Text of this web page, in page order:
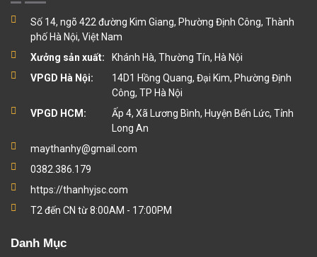
Số 14, ngõ 422 đường Kim Giang, Phường Định Công, Thành
phố Hà Nội, Việt Nam
Xưởng sản xuất:
Khánh Hà, Thường Tín, Hà Nội
VPGD Hà Nội:
14D1 Hồng Quang, Đại Kim, Phường Định
Công, TP Hà Nội
VPGD HCM:
Ấp 4, Xã Lương Bình, Huyện Bến Lức, Tỉnh
Long An
maythanhy@gmail.com
0382.386.179
https://thanhyjsc.com
T2 đến CN từ 8:00AM - 17:00PM
Danh Mục